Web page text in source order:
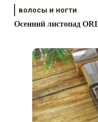
волосы и ногти
Осенний листопад